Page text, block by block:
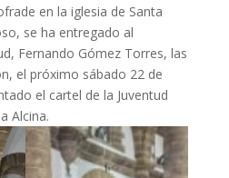
en la iglesia de Santa
se ha entregado al
Fernando Gómez Torres, las
el próximo sábado 22 de
el cartel de la Juventud
Alcina.